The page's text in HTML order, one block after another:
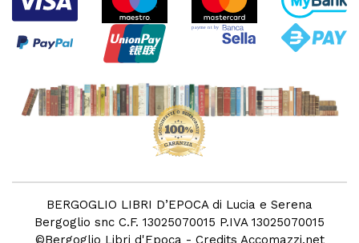
BERGOGLIO LIBRI D’EPOCA di Lucia e Serena
Bergoglio snc C.F. 13025070015 P.IVA 13025070015
©Bergoglio Libri d'Epoca - Credits Accomazzi.net